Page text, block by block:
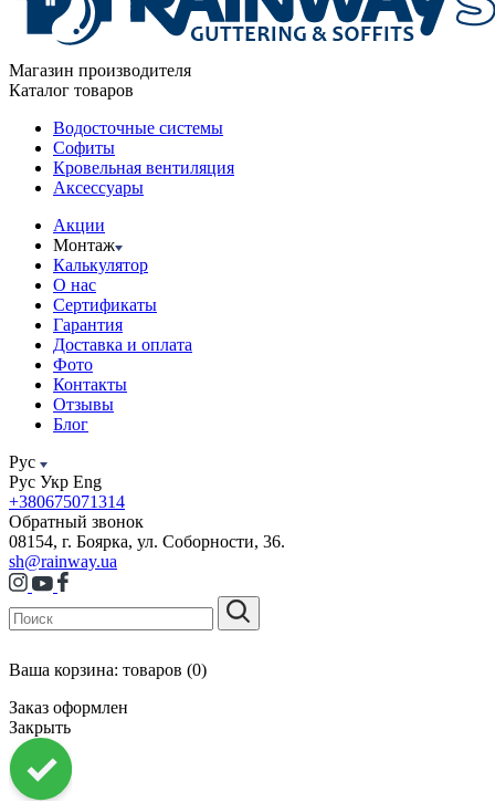
Магазин производителя
Каталог товаров
Водосточные системы
Софиты
Кровельная вентиляция
Аксессуары
Акции
Монтаж
Калькулятор
О нас
Сертификаты
Гарантия
Доставка и оплата
Фото
Контакты
Отзывы
Блог
Рус
Рус Укр Eng
+380675071314
Обратный звонок
08154, г. Боярка, ул. Соборности, 36.
sh@rainway.ua
Ваша корзина: товаров (0)
Заказ оформлен
Закрыть